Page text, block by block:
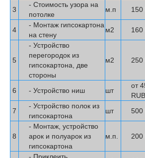
3
- Стоимость узора на
потолке
м.п 150
4
- Монтаж гипсокартона
на стену
м2 160
5
- Устройство
перегородок из
гипсокартона, две
стороны
м2 250
6 - Устройство ниш шт
от
7
- Устройство полок из
гипсокартона
шт 500
8
- Монтаж, устройство
арок и полуарок из
гипсокартона
м.п. 200